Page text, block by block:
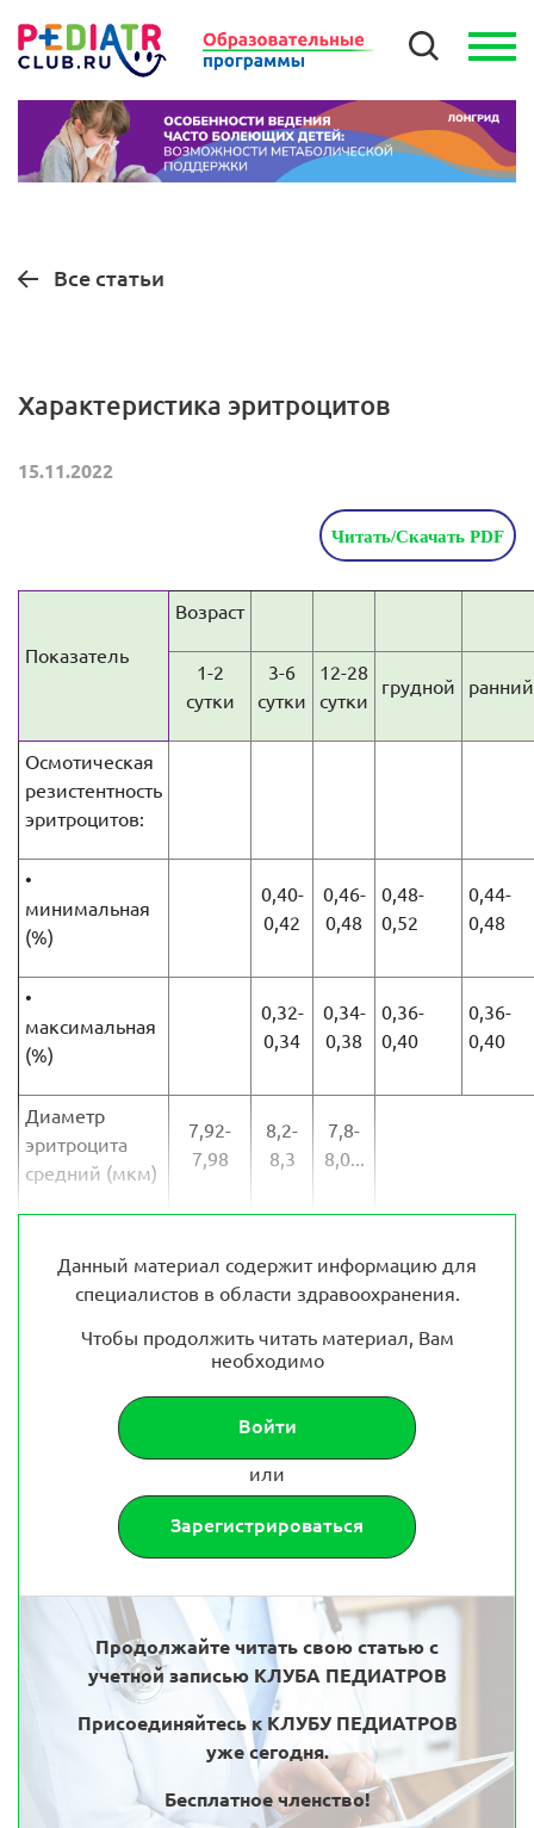
Все статьи
Характеристика эритроцитов
15.11.2022
Читать/Скачать PDF
Показатель
Возраст
1-2
сутки
3-6
сутки
12-28
сутки
грудной ранний
Осмотическая
резистентность
эритроцитов:
•
минимальная
(%)
0,40-
0,42
0,46-
0,48
0,48-
0,52
0,44-
0,48
•
максимальная
(%)
0,32-
0,34
0,34-
0,38
0,36-
0,40
0,36-
0,40
Диаметр
эритроцита
средний (мкм)
7,92-
7,98
8,2-
8,3
7,8-
8,0...
Данный материал содержит информацию для
специалистов в области здравоохранения.
Чтобы продолжить читать материал, Вам
необходимо
Войти
или
Зарегистрироваться
Продолжайте читать свою статью с
учетной записью КЛУБА ПЕДИАТРОВ
Присоединяйтесь к КЛУБУ ПЕДИАТРОВ
уже сегодня.
Бесплатное членство!